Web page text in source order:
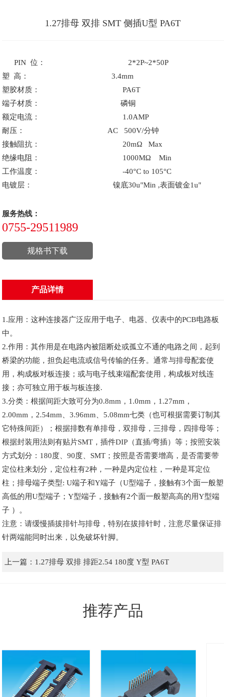
1.27排母 双排 SMT 侧插U型 PA6T
PIN 位：
2*2P~2*50P
塑 高：
3.4mm
塑胶材质：
PA6T
端子材质：
磷铜
额定电流：
1.0AMP
耐压：
AC 500V/分钟
接触阻抗：
20mΩ Max
绝缘电阻：
1000MΩ Min
工作温度：
-40°C to 105°C
电镀层：
镍底30u"Min ,表面镀金1u"
服务热线：
0755-29511989
规格书下载
产品详情
1.应用：这种连接器广泛应用于电子、电器、仪表中的PCB电路板
中。
2.作用：其作用是在电路内被阻断处或孤立不通的电路之间，起到
桥梁的功能，担负起电流或信号传输的任务。通常与排母配套使
用，构成板对板连接；或与电子线束端配套使用，构成板对线连
接；亦可独立用于板与板连接.
3.分类：根据间距大致可分为0.8mm，1.0mm，1.27mm，
2.00mm，2.54mm、3.96mm、5.08mm七类（也可根据需要订制其
它特殊间距）；根据排数有单排母，双排母，三排母，四排母等；
根据封装用法则有贴片SMT，插件DIP（直插/弯插）等；按照安装
方式划分：180度、90度、SMT；按照是否需要增高，是否需要带
定位柱来划分，定位柱有2种，一种是内定位柱，一种是耳定位
柱；排母端子类型: U端子和Y端子（U型端子，接触有3个面一般塑
高低的用U型端子；Y型端子，接触有2个面一般塑高高的用Y型端
子 ）。
注意：请缓慢插拔排针与排母，特别在拔排针时，注意尽量保证排
针两端能同时出来，以免破坏针脚。
上一篇： 1.27排母 双排 排距2.54 180度 Y型 PA6T
推荐产品